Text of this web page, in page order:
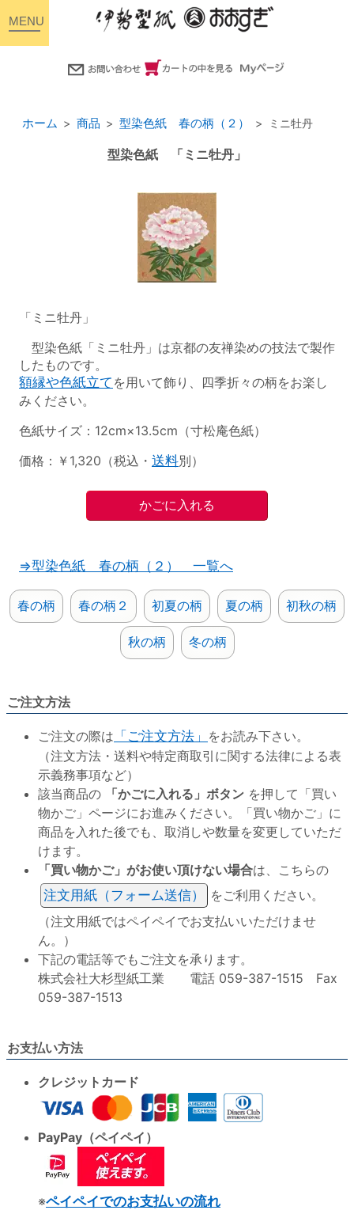
ホーム 商品 型染色紙 春の柄（２） ミニ牡丹
型染色紙 「ミニ牡丹」
「ミニ牡丹」
型染色紙「ミニ牡丹」は京都の友禅染めの技法で製作
したものです。
額縁や色紙立て を用いて飾り、四季折々の柄をお楽し
みください。
色紙サイズ：12cm×13.5cm（寸松庵色紙）
価格：￥1,320（税込・ 送料別）
⇒型染色紙 春の柄（２） 一覧へ
春の柄 春の柄２ 初夏の柄 夏の柄 初秋の柄
秋の柄 冬の柄
ご注文方法
ご注文の際は 「ご注文方法」 をお読み下さい。
（注文方法・送料や特定商取引に関する法律による表
示義務事項など）
該当商品の
「かごに入れる」ボタン を押して「買い
物かご」ページにお進みください。「買い物かご」に
商品を入れた後でも、取消しや数量を変更していただ
けます。
「買い物かご」がお使い頂けない場合は、こちらの
注文用紙（フォーム送信）
をご利用ください。
（注文用紙ではペイペイでお支払いいただけませ
ん。）
下記の電話等でもご注文を承ります。
株式会社大杉型紙工業 電話 059-387-1515 Fax
059-387-1513
お支払い方法
クレジットカード
PayPay（ペイペイ）
※ペイペイでのお支払いの流れ
toggle
navigation